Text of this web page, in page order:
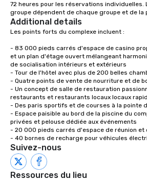
72 heures pour les réservations individuelles.
groupe dépendent de chaque groupe et de la
Additional details
Les points forts du complexe incluent :
- 83 000 pieds carrés d'espace de casino
et un plan d'étage ouvert mélangeant
de socialisation intérieurs et extérieurs
- Tour de l'hôtel avec plus de 200 belles
- Quatre points de vente de nourriture et de
- Un concept de salle de restauration
restaurants et restaurants locaux locaux
- Des paris sportifs et de courses à la pointe
- Espace paisible au bord de la piscine du
privées et pelouse dédiée aux événements
- 20 000 pieds carrés d'espace de réunion et
- 40 bornes de recharge pour véhicules
Suivez-nous
Ressources du lieu